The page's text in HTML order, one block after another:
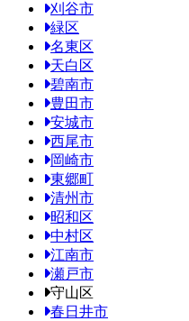
刈谷市
緑区
名東区
天白区
碧南市
豊田市
安城市
西尾市
岡崎市
東郷町
清州市
昭和区
中村区
江南市
瀬戸市
守山区
春日井市